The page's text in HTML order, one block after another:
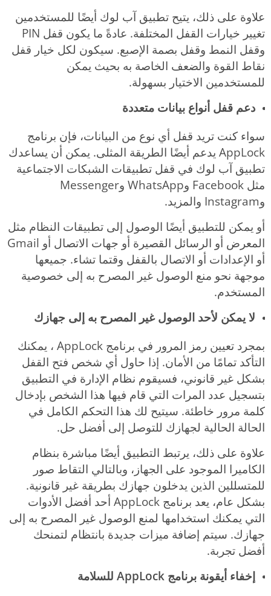
علاوة على ذلك، يتيح تطبيق آب لوك أيضًا للمستخدمين
تغيير خيارات القفل المختلفة. عادةً ما يكون قفل PIN
وقفل النمط وقفل بصمة الإصبع. سيكون لكل خيار قفل
نقاط القوة والضعف الخاصة به بحيث يمكن
للمستخدمين الاختيار بسهولة.
دعم قفل أنواع بيانات متعددة
سواء كنت تريد قفل أي نوع من البيانات، فإن برنامج
AppLock يدعم أيضًا الطريقة المثلى. يمكن أن يساعدك
تطبيق آب لوك في قفل تطبيقات الشبكات الاجتماعية
مثل Facebook وWhatsApp وMessenger
وInstagram والمزيد.
أو يمكن للتطبيق أيضًا الوصول إلى تطبيقات النظام مثل
المعرض أو الرسائل القصيرة أو جهات الاتصال أو Gmail
أو الإعدادات أو الاتصال بالقفل وقتما تشاء. جميعها
موجهة نحو منع الوصول غير المصرح به إلى خصوصية
المستخدم.
لا يمكن لأحد الوصول غير المصرح به إلى جهازك
بمجرد تعيين رمز المرور في برنامج AppLock ، يمكنك
التأكد تمامًا من الأمان. إذا حاول أي شخص فتح القفل
بشكل غير قانوني، فسيقوم نظام الإدارة في التطبيق
بتسجيل عدد المرات التي قام فيها هذا الشخص بإدخال
كلمة مرور خاطئة. سيتيح لك هذا التحكم الكامل في
الحالة الحالية لجهازك للتوصل إلى أفضل حل.
علاوة على ذلك، يرتبط التطبيق أيضًا مباشرة بنظام
الكاميرا الموجود على الجهاز، وبالتالي التقاط صور
للمتسللين الذين يدخلون جهازك بطريقة غير قانونية.
بشكل عام، يعد برنامج AppLock أحد أفضل الأدوات
التي يمكنك استخدامها لمنع الوصول غير المصرح به إلى
جهازك. سيتم إضافة ميزات جديدة بانتظام لتمنحك
أفضل تجربة.
إخفاء أيقونة برنامج AppLock للسلامة